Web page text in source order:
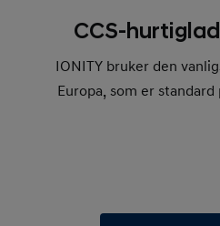
CCS-
IONITY bruker den
Europa, som er standard